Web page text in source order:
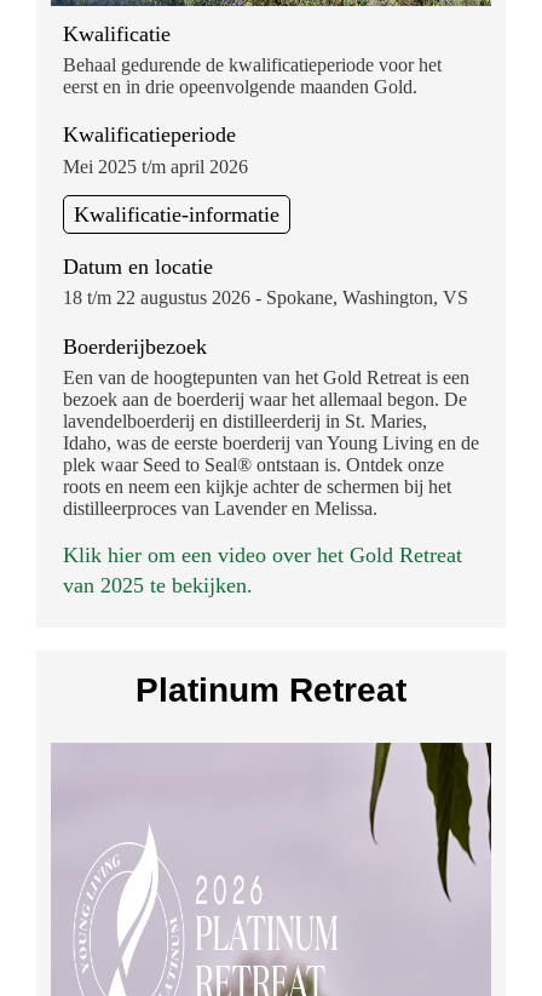
Kwalificatie
Behaal gedurende de kwalificatieperiode voor het
eerst en in drie opeenvolgende maanden Gold.
Kwalificatieperiode
Mei 2025 t/m april 2026
Kwalificatie-informatie
Datum en locatie
18 t/m 22 augustus 2026 - Spokane, Washington, VS
Boerderijbezoek
Een van de hoogtepunten van het Gold Retreat is een
bezoek aan de boerderij waar het allemaal begon. De
lavendelboerderij en distilleerderij in St. Maries,
Idaho, was de eerste boerderij van Young Living en de
plek waar Seed to Seal® ontstaan is. Ontdek onze
roots en neem een kijkje achter de schermen bij het
distilleerproces van Lavender en Melissa.
Klik hier om een video over het Gold Retreat
van 2025 te bekijken.
Platinum Retreat